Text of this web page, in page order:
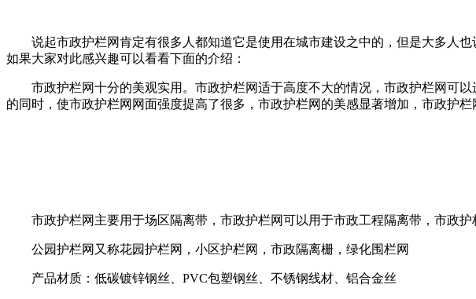
说起市政护栏网肯定有很多人都知道它是使用在城市建设之中的，但是大多人也
如果大家对此感兴趣可以看看下面的介绍：
市政护栏网十分的美观实用。市政护栏网适于高度不大的情况，市政护栏网可以
的同时，使市政护栏网网面强度提高了很多，市政护栏网的美感显著增加，市政护
市政护栏网主要用于场区隔离带，市政护栏网可以用于市政工程隔离带，市政护
公园护栏网又称花园护栏网，小区护栏网，市政隔离栅，绿化围栏网
产品材质：低碳镀锌钢丝、PVC包塑钢丝、不锈钢线材、铝合金丝